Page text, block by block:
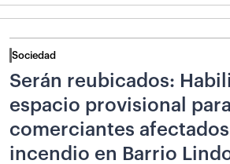
Sociedad
Serán reubicados:
espacio provisional
comerciantes afectados
incendio en Barrio